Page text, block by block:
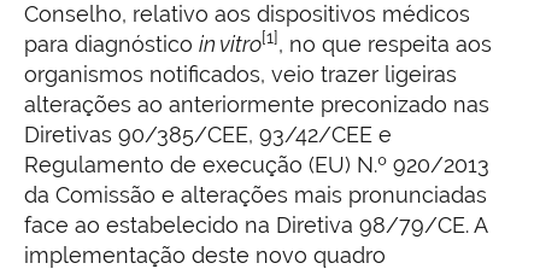
Conselho, relativo aos dispositivos médicos
para diagnóstico in vitro[1], no que respeita aos
organismos notificados, veio trazer ligeiras
alterações ao anteriormente preconizado nas
Diretivas 90/385/CEE, 93/42/CEE e
Regulamento de execução (EU) N.º 920/2013
da Comissão e alterações mais pronunciadas
face ao estabelecido na Diretiva 98/79/CE. A
implementação deste novo quadro